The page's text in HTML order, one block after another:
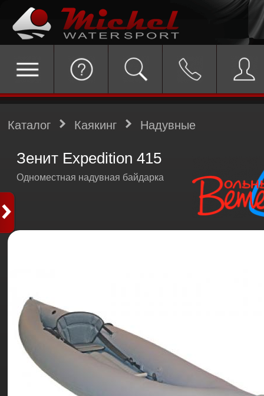
Каталог Каякинг Надувные
Зенит Expedition 415
Одноместная надувная байдарка